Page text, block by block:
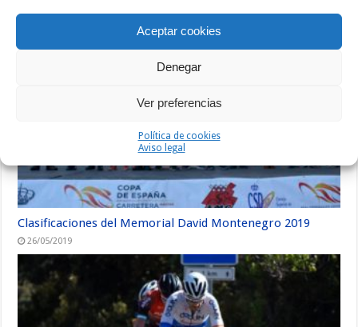
Aceptar cookies
Denegar
Ver preferencias
Política de cookies
Aviso legal
Artículos relacionados
Clasificaciones del Memorial David Montenegro 2019
26/05/2019